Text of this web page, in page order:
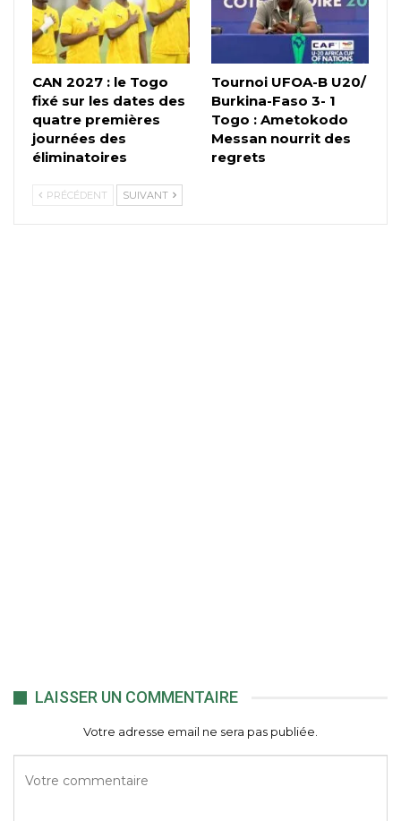
CAN 2027 : le Togo
fixé sur les dates des
quatre premières
journées des
éliminatoires
Tournoi UFOA-B U20/
Burkina-Faso 3- 1
Togo : Ametokodo
Messan nourrit des
regrets
PRÉCÉDENT SUIVANT
LAISSER UN COMMENTAIRE
Votre adresse email ne sera pas publiée.